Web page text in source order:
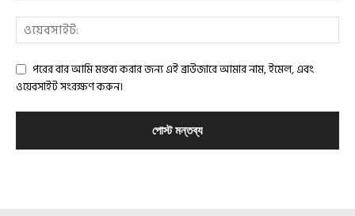
পরের বার আমি মন্তব্য করার জন্য এই ব্রাউজারে আমার নাম, ইমেল, এবং
ওয়েবসাইট সংরক্ষণ করুন।